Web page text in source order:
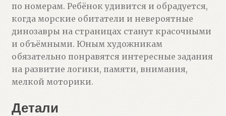
по номерам. Ребёнок удивится и обрадуется,
когда морские обитатели и невероятные
динозавры на страницах станут красочными
и объёмными. Юным художникам
обязательно понравятся интересные задания
на развитие логики, памяти, внимания,
мелкой моторики.
Детали